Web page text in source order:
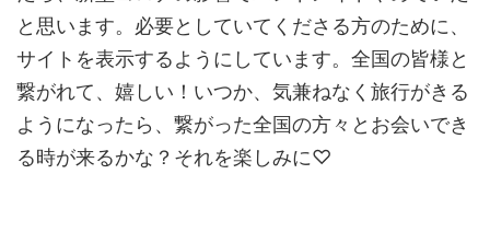
と思います。必要としていてくださる方のために、
サイトを表示するようにしています。全国の皆様と
繋がれて、嬉しい！いつか、気兼ねなく旅行がきる
ようになったら、繋がった全国の方々とお会いでき
る時が来るかな？それを楽しみに♡